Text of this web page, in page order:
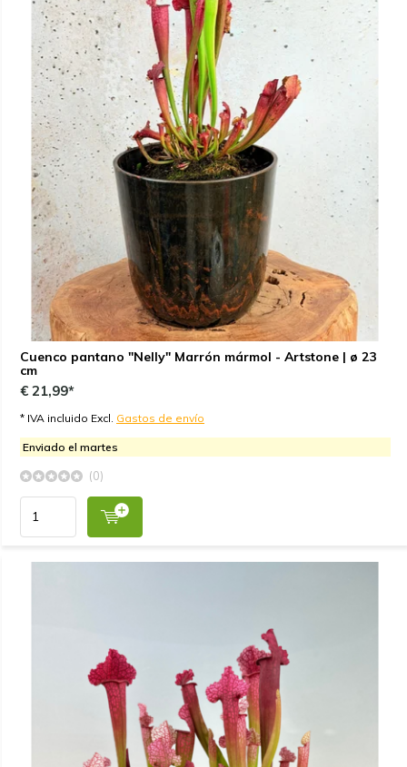
Cuenco pantano "Nelly" Marrón mármol - Artstone | ø 23
cm
€ 21,99*
* IVA incluido Excl. Gastos de envío
Enviado el martes
(0)